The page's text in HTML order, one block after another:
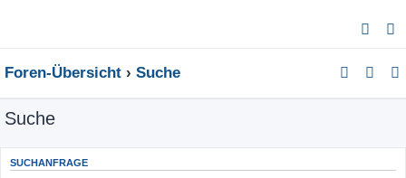
Foren-Übersicht Suche
Suche
SUCHANFRAGE